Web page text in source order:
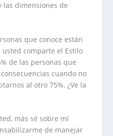
las dimensiones de
que conoce están
usted comparte el Estilo
de las personas que
cuando no
al otro 75%. ¿Ve la
más sé sobre mí
de manejar